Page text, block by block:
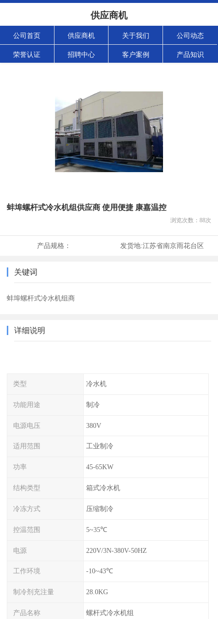
供应商机
公司首页 供应商机 关于我们 公司动态
荣誉认证 招聘中心 客户案例 产品知识
蚌埠螺杆式冷水机组供应商 使用便捷 康嘉温控
浏览次数： 88次
产品规格： 发货地:江苏省南京雨花台区
关键词
蚌埠螺杆式冷水机组商
详细说明
类型 冷水机
功能用途 制冷
电源电压 380V
适用范围 工业制冷
功率 45-65KW
结构类型 箱式冷水机
冷冻方式 压缩制冷
控温范围 5~35℃
电源 220V/3N-380V-50HZ
工作环境 -10~43℃
制冷剂充注量 28.0KG
产品名称 螺杆式冷水机组